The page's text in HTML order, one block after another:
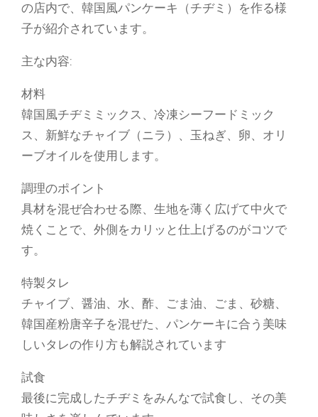
の店内で、韓国風パンケーキ（チヂミ）を作る様
子が紹介されています。
主な内容:
材料
韓国風チヂミミックス、冷凍シーフードミック
ス、新鮮なチャイブ（ニラ）、玉ねぎ、卵、オリ
ーブオイルを使用します。
調理のポイント
具材を混ぜ合わせる際、生地を薄く広げて中火で
焼くことで、外側をカリッと仕上げるのがコツで
す。
特製タレ
チャイブ、醤油、水、酢、ごま油、ごま、砂糖、
韓国産粉唐辛子を混ぜた、パンケーキに合う美味
しいタレの作り方も解説されています
試食
最後に完成したチヂミをみんなで試食し、その美